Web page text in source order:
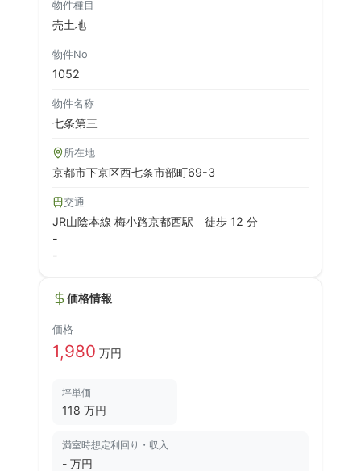
物件種目
売土地
物件No
1052
物件名称
七条第三
所在地
京都市下京区西七条市部町69-3
交通
JR山陰本線 梅小路京都西駅 徒歩 12 分
-
-
価格情報
価格
1,980 万円
坪単価
118 万円
満室時想定利回り・収入
- 万円